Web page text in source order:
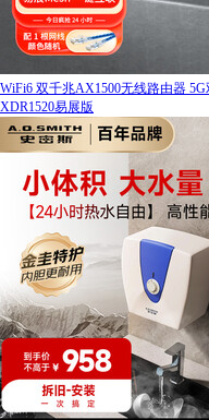
WiFi6 双千兆AX1500无线路由器
XDR1520易展版